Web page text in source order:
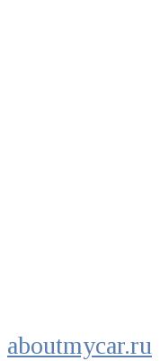
Перейти
aboutmycar.ru